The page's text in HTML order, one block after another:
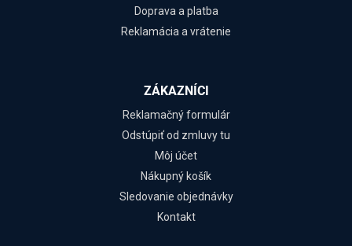
Doprava a platba
Reklamácia a vrátenie
ZÁKAZNÍCI
Reklamačný formulár
Odstúpiť od zmluvy tu
Môj účet
Nákupný košík
Sledovanie objednávky
Kontakt